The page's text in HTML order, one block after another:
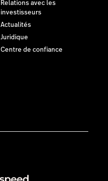
Relations avec les
investisseurs
Actualités
Juridique
Centre de confiance